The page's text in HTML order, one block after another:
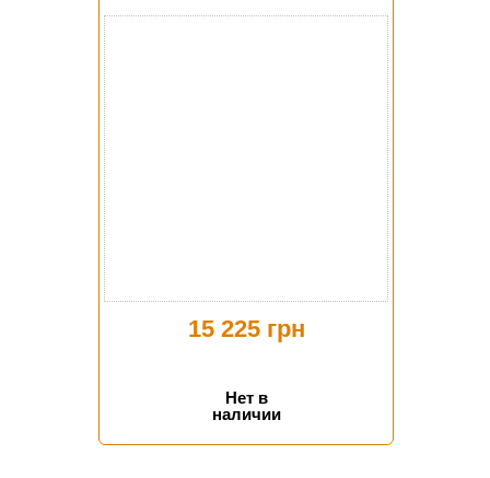
15 225 грн
Нет в
наличии